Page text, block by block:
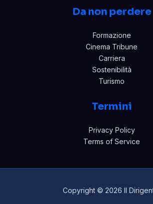
Da non perdere
Formazione
Cinema Tribune
Carriera
Sostenibilità
Turismo
Termini
Privacy Policy
Terms of Service
Copyright © 2026 Il